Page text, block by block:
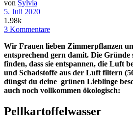
von Sylvia
5. Juli 2020
1.98k
3 Kommentare
Wir Frauen lieben Zimmerpflanzen
entsprechend gern damit. Die Gründe
finden, dass sie entspannen, die Luft
und Schadstoffe aus der Luft filtern
düngst du deine grünen Lieblinge
auch noch vollkommen ökologisch:
Pellkartoffelwasser